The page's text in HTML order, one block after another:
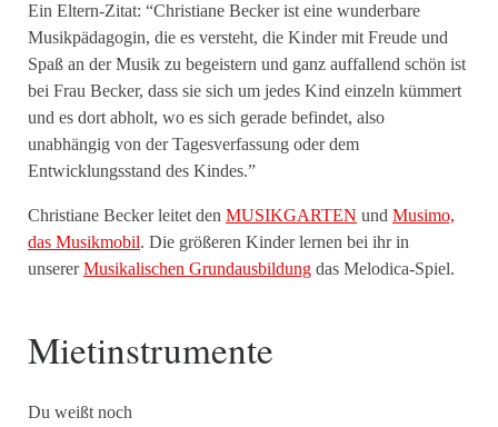
Ein Eltern-Zitat: “Christiane Becker ist eine wunderbare
Musikpädagogin, die es versteht, die Kinder mit Freude und
Spaß an der Musik zu begeistern und ganz auffallend schön ist
bei Frau Becker, dass sie sich um jedes Kind einzeln kümmert
und es dort abholt, wo es sich gerade befindet, also
unabhängig von der Tagesverfassung oder dem
Entwicklungsstand des Kindes.”
Christiane Becker leitet den MUSIKGARTEN und Musimo,
das Musikmobil. Die größeren Kinder lernen bei ihr in
unsererMusikalischen Grundausbildung das Melodica-Spiel.
Mietinstrumente
Du weißt noch